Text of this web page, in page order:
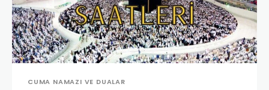
CUMA NAMAZI VE DUALAR